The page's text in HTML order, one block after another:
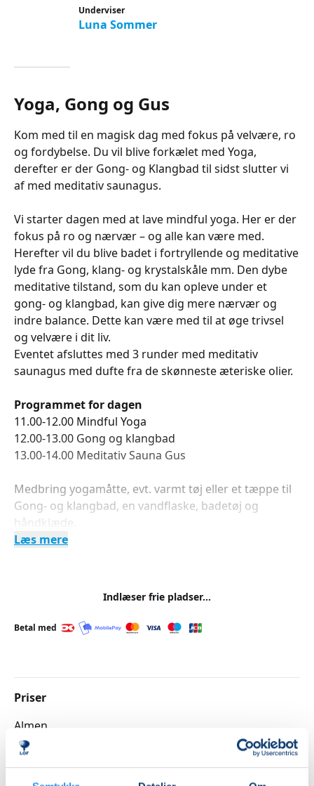
Underviser
Luna Sommer
Yoga, Gong og Gus
Kom med til en magisk dag med fokus på velvære, ro
og fordybelse. Du vil blive forkælet med Yoga,
derefter er der Gong- og Klangbad til sidst slutter vi
af med meditativ saunagus.
Vi starter dagen med at lave mindful yoga. Her er der
fokus på ro og nærvær – og alle kan være med.
Herefter vil du blive badet i fortryllende og meditative
lyde fra Gong, klang- og krystalskåle mm. Den dybe
meditative tilstand, som du kan opleve under et
gong- og klangbad, kan give dig mere nærvær og
indre balance. Dette kan være med til at øge trivsel
og velvære i dit liv.
Eventet afsluttes med 3 runder med meditativ
saunagus med dufte fra de skønneste æteriske olier.
Programmet for dagen
11.00-12.00 Mindful Yoga
12.00-13.00 Gong og klangbad
13.00-14.00 Meditativ Sauna Gus
Medbring yogamåtte, evt. varmt tøj eller et tæppe til
Gong- og klangbad, en vandflaske, badetøj og
håndklæde.
Læs mere
Indlæser frie pladser...
Betal med
Priser
Almen
DKK 395,00